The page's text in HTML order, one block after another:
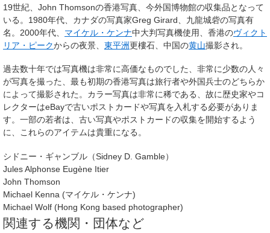
19世紀、John Thomsonの香港写真、今外国博物館の収集品となって
いる。1980年代、カナダの写真家Greg Girard、九龍城砦の写真有
名。2000年代、 マイケル・ケンナ中大判写真機使用、香港のヴィクト
リア・ピークからの夜景、 東平洲更樓石、中国の黄山撮影され。
過去数十年では写真機は非常に高価なものでした、非常に少数の人々
が写真を撮った、最も初期の香港写真は旅行者や外国兵士のどちらか
によって撮影された。カラー写真は非常に稀である、故に歴史家やコ
レクターはeBayで古いポストカードや写真を入札する必要がありま
す。一部の若者は、古い写真やポストカードの収集を開始するよう
に、これらのアイテムは貴重になる。
シドニー・ギャンブル（Sidney D. Gamble）
Jules Alphonse Eugène Itier
John Thomson
Michael Kenna (マイケル・ケンナ)
Michael Wolf (Hong Kong based photographer)
関連する機関・団体など